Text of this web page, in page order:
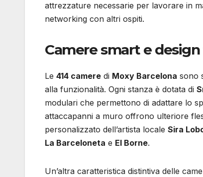
attrezzature necessarie per lavorare in
networking con altri ospiti.
Camere smart e
Le 414 camere di Moxy Barcelona sono
alla funzionalità. Ogni stanza è dotata di
modulari che permettono di adattare lo
attaccapanni a muro offrono ulteriore
personalizzato dell’artista locale Sira
La Barceloneta e El Borne.
Un’altra caratteristica distintiva delle